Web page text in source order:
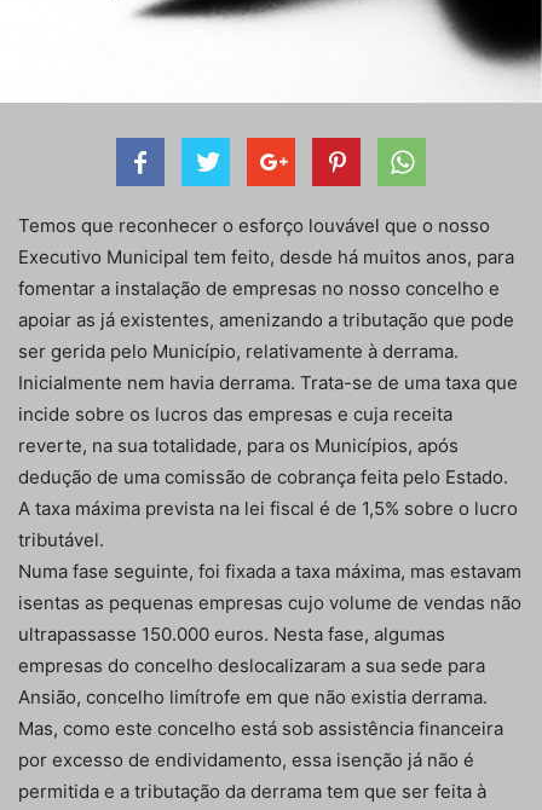
Temos que reconhecer o esforço louvável que o nosso
Executivo Municipal tem feito, desde há muitos anos, para
fomentar a instalação de empresas no nosso concelho e
apoiar as já existentes, amenizando a tributação que pode
ser gerida pelo Município, relativamente à derrama.
Inicialmente nem havia derrama. Trata-se de uma taxa que
incide sobre os lucros das empresas e cuja receita
reverte, na sua totalidade, para os Municípios, após
dedução de uma comissão de cobrança feita pelo Estado.
A taxa máxima prevista na lei fiscal é de 1,5% sobre o lucro
tributável.
Numa fase seguinte, foi fixada a taxa máxima, mas estavam
isentas as pequenas empresas cujo volume de vendas não
ultrapassasse 150.000 euros. Nesta fase, algumas
empresas do concelho deslocalizaram a sua sede para
Ansião, concelho limítrofe em que não existia derrama.
Mas, como este concelho está sob assistência financeira
por excesso de endividamento, essa isenção já não é
permitida e a tributação da derrama tem que ser feita à